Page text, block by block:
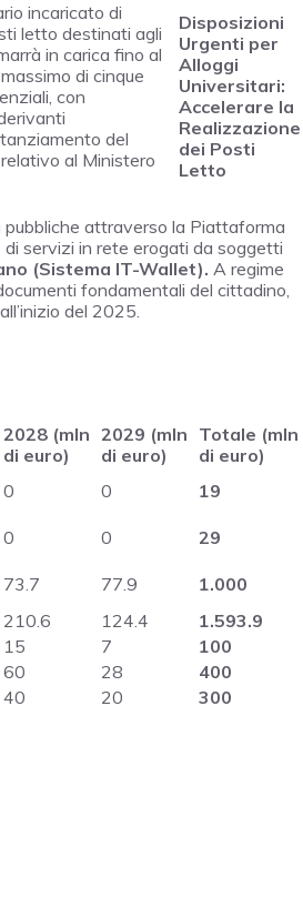
incaricato di
letto destinati agli
in carica fino al
di cinque
con
del
al Ministero
Disposizioni
Urgenti per
Alloggi
Universitari:
Accelerare la
Realizzazione
dei Posti
Letto
attraverso la Piattaforma
servizi in rete erogati da soggetti
(Sistema IT-Wallet). A regime
fondamentali del cittadino,
del 2025.
2028 (mln
di euro)
2029 (mln
di euro)
Totale (mln
di euro)
0 0
19
0 0
29
73.7 77.9
1.000
210.6 124.4
1.593.9
15 7
100
60 28
400
40 20 300